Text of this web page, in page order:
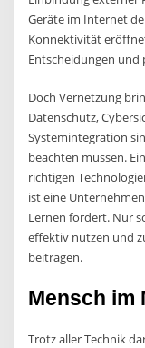
Geräte im Internet
Konnektivität
Entscheidungen
Doch Vernetzung
Datenschutz,
Systemintegration
beachten müssen.
richtigen
ist eine
Lernen fördert. Nur
effektiv nutzen und
beitragen.
Mensch im
Trotz aller Technik